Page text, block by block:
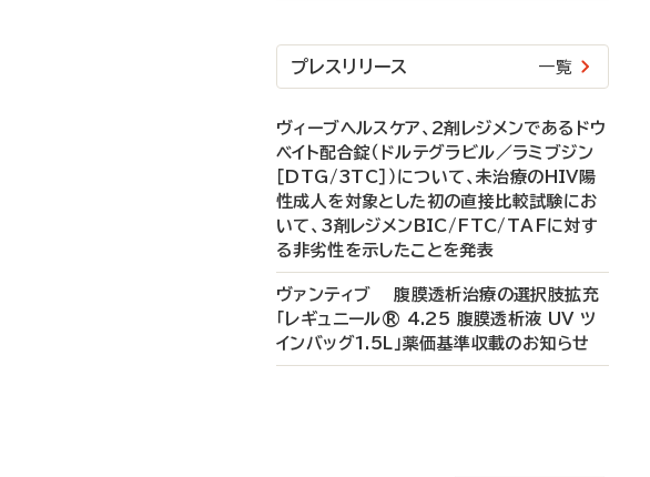
プレスリリース 一覧
ヴィーブヘルスケア、2剤レジメンであるドウ
ベイト配合錠（ドルテグラビル／ラミブジン
［DTG/3TC］）について、未治療のHIV陽
性成人を対象とした初の直接比較試験にお
いて、3剤レジメンBIC/FTC/TAFに対す
る非劣性を示したことを発表
ヴァンティブ 腹膜透析治療の選択肢拡充
「レギュニール® 4.25 腹膜透析液 UV ツ
インバッグ1.5L」薬価基準収載のお知らせ